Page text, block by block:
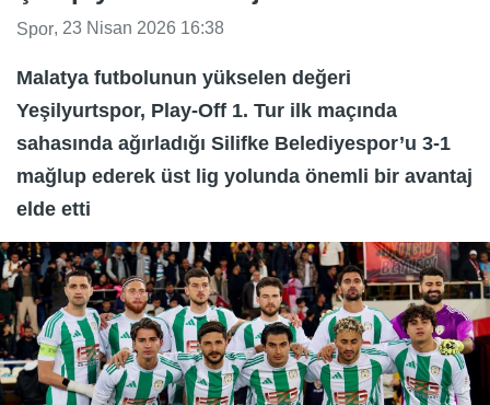
Spor, 23 Nisan 2026 16:38
Malatya futbolunun yükselen değeri
Yeşilyurtspor, Play-Off 1. Tur ilk maçında
sahasında ağırladığı Silifke Belediyespor’u 3-1
mağlup ederek üst lig yolunda önemli bir avantaj
elde etti